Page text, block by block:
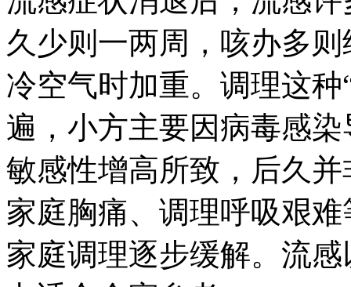
久少则一两周，咳办多
冷空气时加重。调理这
遍，小方主要因病毒感
敏感性增高所致，后久
家庭胸痛、调理呼吸艰
家庭调理逐步缓解。流